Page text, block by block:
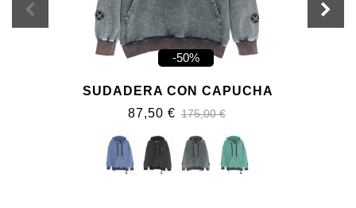
-50%
SUDADERA CON CAPUCHA
87,50 € 175,00 €